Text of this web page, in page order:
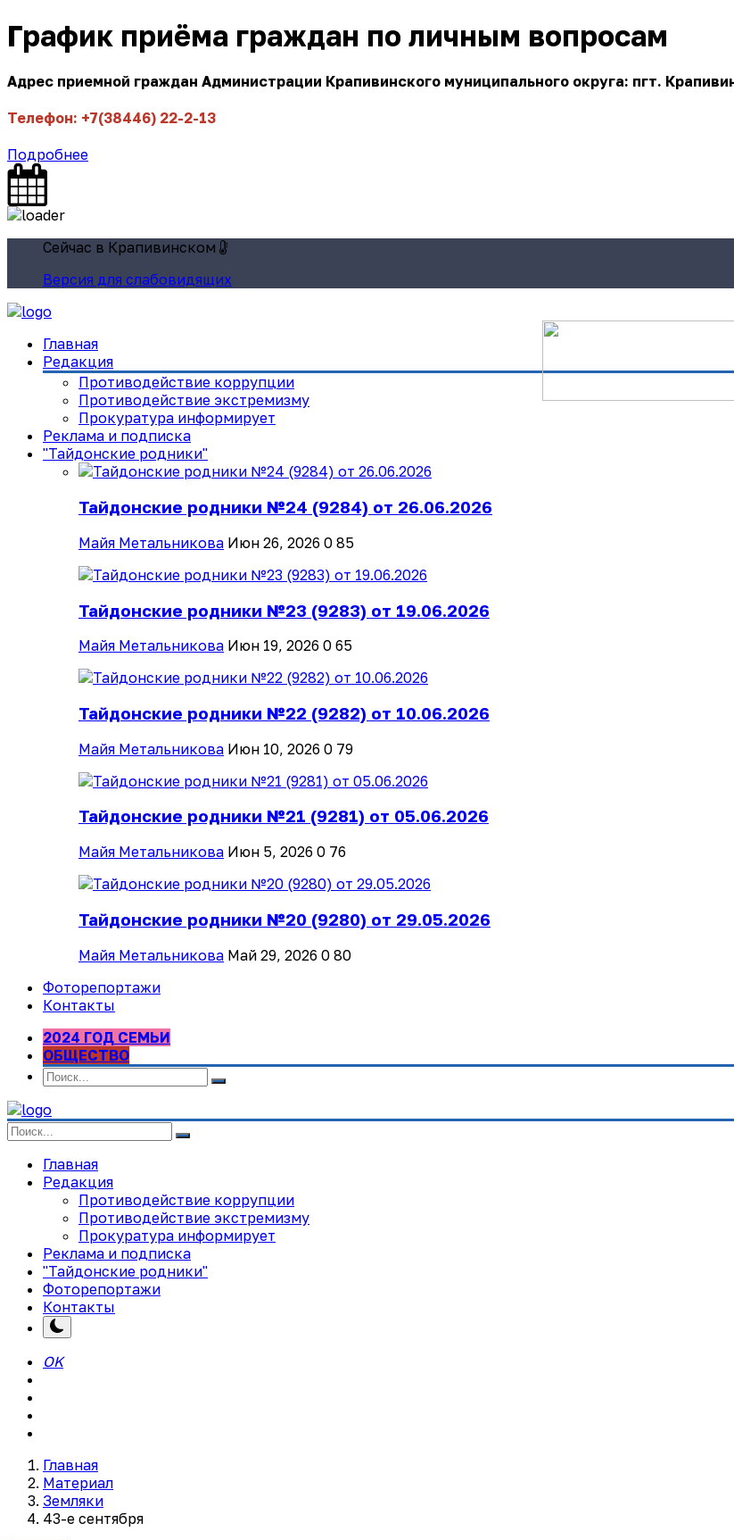
График приёма граждан по личным вопросам
Адрес приемной граждан Администрации Крапивинского муниципального округа: пгт.
Телефон: +7(38446) 22-2-13
Подробнее
Сейчас в Крапивинском
Версия для слабовидящих
Главная
Редакция
Противодействие коррупции
Противодействие экстремизму
Прокуратура информирует
Реклама и подписка
"Тайдонские родники"
Тайдонские родники №24 (9284) от 26.06.2026
Майя Метальникова Июн 26, 2026 0 85
Тайдонские родники №23 (9283) от 19.06.2026
Майя Метальникова Июн 19, 2026 0 65
Тайдонские родники №22 (9282) от 10.06.2026
Майя Метальникова Июн 10, 2026 0 79
Тайдонские родники №21 (9281) от 05.06.2026
Майя Метальникова Июн 5, 2026 0 76
Тайдонские родники №20 (9280) от 29.05.2026
Майя Метальникова Май 29, 2026 0 80
Фоторепортажи
Контакты
2024 ГОД СЕМЬИ
ОБЩЕСТВО
Главная
Редакция
Противодействие коррупции
Противодействие экстремизму
Прокуратура информирует
Реклама и подписка
"Тайдонские родники"
Фоторепортажи
Контакты
OK
Главная
Материал
Земляки
43-е сентября